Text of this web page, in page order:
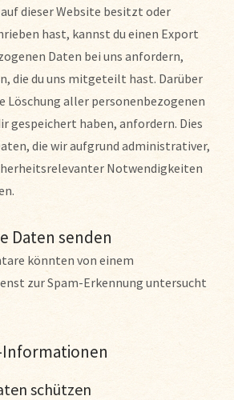
dieser Website besitzt oder
hast, kannst du einen Export
Daten bei uns anfordern,
die du uns mitgeteilt hast. Darüber
Löschung aller personenbezogenen
gespeichert haben, anfordern. Dies
die wir aufgrund administrativer,
Notwendigkeiten
Daten senden
könnten von einem
zur Spam-Erkennung untersucht
schützen